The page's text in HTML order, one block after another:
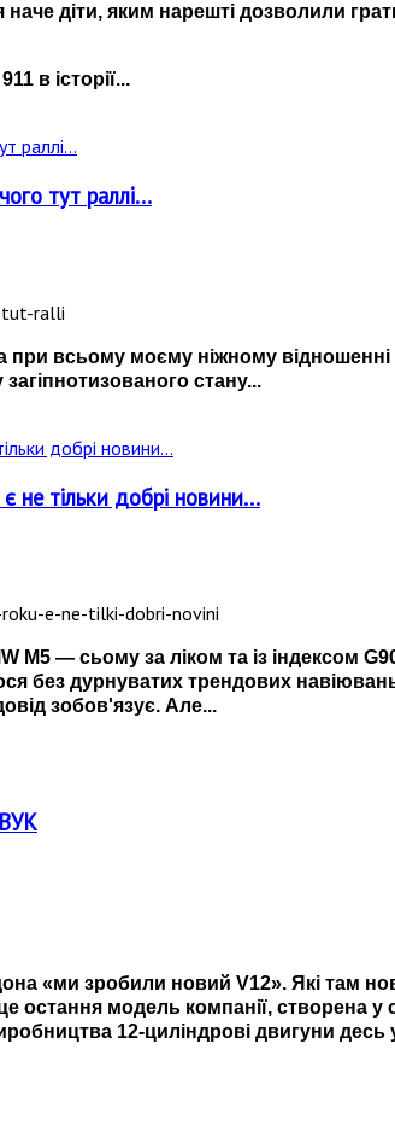
діти, яким нарешті дозволили
в історії...
тут раллі...
при всьому моєму ніжному
стану...
не тільки добрі новини...
M5 — сьому за ліком та із індексом
без дурнуватих трендових
зобов'язує. Але...
«ми зробили новий V12». Які там
остання модель компанії, створена
12-циліндрові двигуни десь